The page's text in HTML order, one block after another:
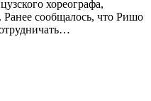
хореографа,
Ранее сообщалось, что Ришо